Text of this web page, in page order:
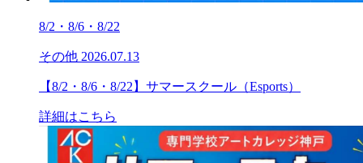
8/2・8/6・8/22
その他 2026.07.13
【8/2・8/6・8/22】サマースクール（Esports）
詳細はこちら